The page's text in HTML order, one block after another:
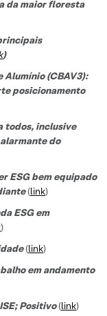
da maior floresta
)
Alumínio (CBAV3):
posicionamento
todos, inclusive
do
ESG bem equipado
(link)
ESG em
)
(link)
em andamento
Positivo(link)